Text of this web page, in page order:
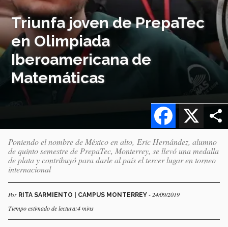
Triunfa joven de PrepaTec
en Olimpiada
Iberoamericana de
Matemáticas
X
Facebook
Poniendo el nombre de México en alto, Eric Hernández, alumno
de quinto semestre de PrepaTec, Monterrey, se llevó una medalla
de plata y contribuyó para darle al país el tercer lugar en torneo
internacional
Por RITA SARMIENTO | CAMPUS MONTERREY - 24/09/2019
Tiempo estimado de lectura:4 mins